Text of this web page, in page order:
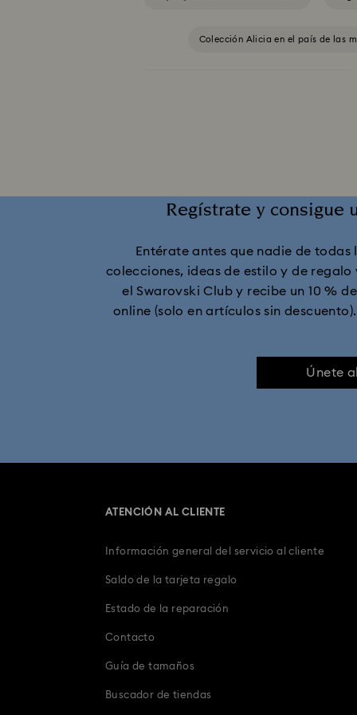
Colección Alicia en el país de las
Colección Millenia Colección
Colección de Figuras y Joyas
Colección de Figuras y Joyas de
Decoración de Pascua y figuras de
Joyas y Figuras de Corazones Joyas y
Regístrate y consigue
Entérate antes que nadie de
colecciones, ideas de estilo y de
el Swarovski Club y recibe un 10 %
online (solo en artículos sin descuento).
Únete
ATENCIÓN AL CLIENTE
Información general del servicio al cliente
Saldo de la tarjeta regalo
Estado de la reparación
Contacto
Guía de tamaños
Buscador de tiendas